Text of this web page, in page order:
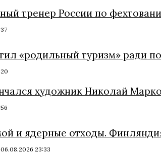
тренер России по
«родильный туризм» ради
художник Николай
и ядерные отходы.
06.08.2026 23:33